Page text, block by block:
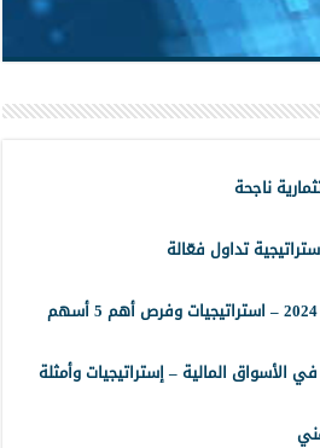
ناجحة
تداول فعّالة
الأسواق المالية – إستراتيجيات وأمثلة